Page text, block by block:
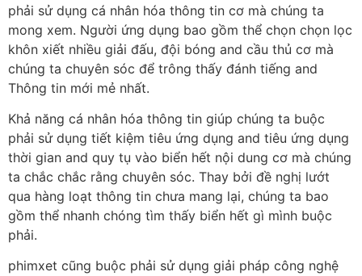
phải sử dụng cá nhân hóa thông tin cơ mà chúng ta
mong xem. Người ứng dụng bao gồm thể chọn chọn lọc
khôn xiết nhiều giải đấu, đội bóng and cầu thủ cơ mà
chúng ta chuyên sóc để trông thấy đánh tiếng and
Thông tin mới mẻ nhất.
Khả năng cá nhân hóa thông tin giúp chúng ta buộc
phải sử dụng tiết kiệm tiêu ứng dụng and tiêu ứng dụng
thời gian and quy tụ vào biển hết nội dung cơ mà chúng
ta chắc chắc rằng chuyên sóc. Thay bởi đề nghị lướt
qua hàng loạt thông tin chưa mang lại, chúng ta bao
gồm thể nhanh chóng tìm thấy biển hết gì mình buộc
phải.
phimxet cũng buộc phải sử dụng giải pháp công nghệ